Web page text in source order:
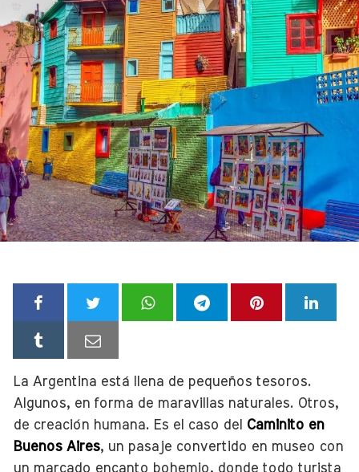
La Argentina está llena de pequeños tesoros.
Algunos, en forma de maravillas naturales. Otros,
de creación humana. Es el caso del
Caminito en
Buenos Aires, un pasaje convertido en museo con
un marcado encanto bohemio, donde todo turista